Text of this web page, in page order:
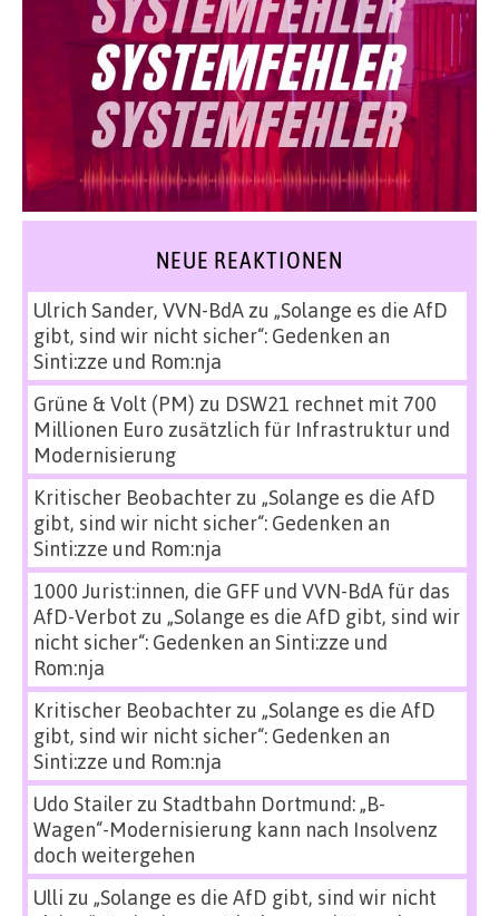
NEUE REAKTIONEN
Ulrich Sander, VVN-BdAzu „Solange es die AfD
gibt, sind wir nicht sicher“: Gedenken an
Sinti:zze und Rom:nja
Grüne & Volt (PM) zu DSW21 rechnet mit 700
Millionen Euro zusätzlich für Infrastruktur und
Modernisierung
Kritischer Beobachterzu „Solange es die AfD
gibt, sind wir nicht sicher“: Gedenken an
Sinti:zze und Rom:nja
1000 Jurist:innen, die GFF und VVN-BdA für das
AfD-Verbot zu „Solange es die AfD gibt, sind wir
nicht sicher“: Gedenken an Sinti:zze und
Rom:nja
Kritischer Beobachterzu „Solange es die AfD
gibt, sind wir nicht sicher“: Gedenken an
Sinti:zze und Rom:nja
Udo Stailerzu Stadtbahn Dortmund: „B-
Wagen“-Modernisierung kann nach Insolvenz
doch weitergehen
Ulli zu „Solange es die AfD gibt, sind wir nicht